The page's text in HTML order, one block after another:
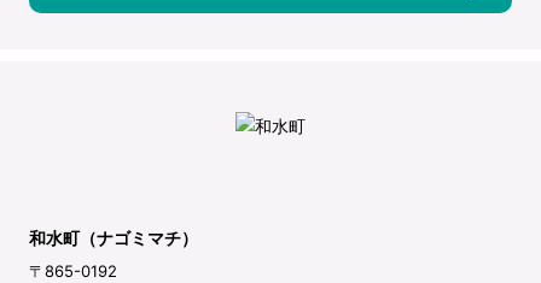
和水町（ナゴミマチ）
〒865-0192